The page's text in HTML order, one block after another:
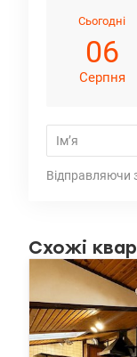
Сьогодні
06
Серпня
Відправляючи
Схожі